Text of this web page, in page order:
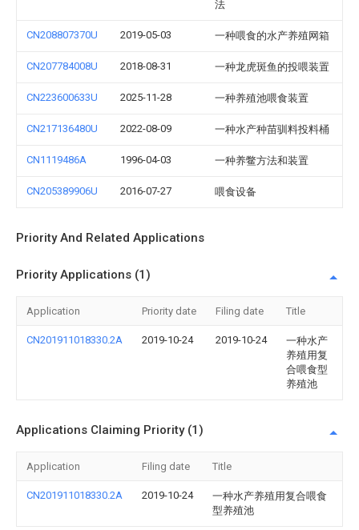
法
CN208807370U 2019-05-03 一种喂食的水产养殖网箱
CN207784008U 2018-08-31 一种龙虎斑鱼的投喂装置
CN223600633U 2025-11-28 一种养殖池喂食装置
CN217136480U 2022-08-09 一种水产种苗驯料投料桶
CN1119486A 1996-04-03 一种养鳖方法和装置
CN205389906U 2016-07-27 喂食设备
Priority And Related Applications
Priority Applications (1)
Application Priority date Filing date Title
CN201911018330.2A 2019-10-24 2019-10-24
一种水产
养殖用复
合喂食型
养殖池
Applications Claiming Priority (1)
Application Filing date Title
CN201911018330.2A 2019-10-24
一种水产养殖用复合喂食
型养殖池